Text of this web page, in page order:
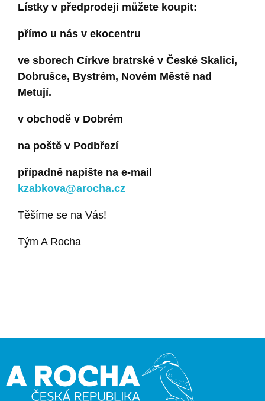
Lístky v předprodeji můžete koupit:
přímo u nás v ekocentru
ve sborech Církve bratrské v České Skalici,
Dobrušce, Bystrém, Novém Městě nad
Metují.
v obchodě v Dobrém
na poště v Podbřezí
případně napište na e-mail
kzabkova@arocha.cz
Těšíme se na Vás!
Tým A Rocha